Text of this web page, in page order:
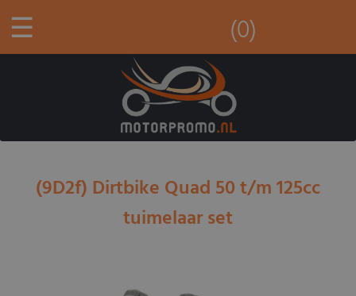
☰ (0)
(9D2f) Dirtbike Quad 50 t/m 125cc
tuimelaar set